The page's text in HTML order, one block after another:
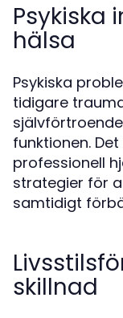
Psykiska
hälsa
Psykiska
tidigare
funktionen.
professionell
strategier för
samtidigt
skillnad